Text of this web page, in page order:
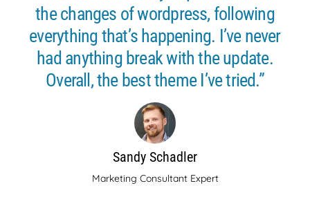
the changes of wordpress, following
everything that’s happening. I’ve never
had anything break with the update.
Overall, the best theme I’ve tried.”
Sandy Schadler
Marketing Consultant Expert